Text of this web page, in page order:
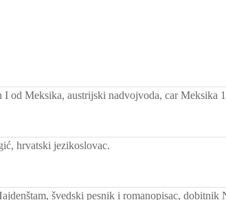
od Meksika, austrijski nadvojvoda, car Meksika
hrvatski jezikoslovac.
švedski pesnik i romanopisac, dobitnik